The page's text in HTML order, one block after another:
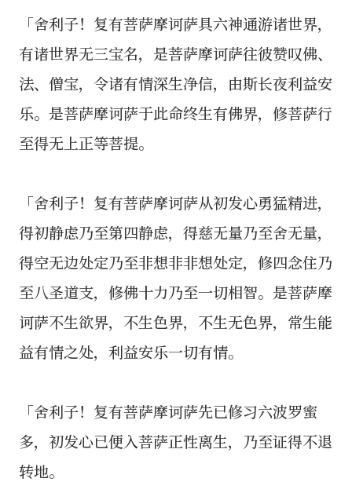
「舍利子！复有菩萨摩诃萨具六神通游诸世界，
有诸世界无三宝名，是菩萨摩诃萨往彼赞叹佛、
法、僧宝，令诸有情深生净信，由斯长夜利益安
乐。是菩萨摩诃萨于此命终生有佛界，修菩萨行
至得无上正等菩提。
「舍利子！复有菩萨摩诃萨从初发心勇猛精进，
得初静虑乃至第四静虑，得慈无量乃至舍无量，
得空无边处定乃至非想非非想处定，修四念住乃
至八圣道支，修佛十力乃至一切相智。是菩萨摩
诃萨不生欲界，不生色界，不生无色界，常生能
益有情之处，利益安乐一切有情。
「舍利子！复有菩萨摩诃萨先已修习六波罗蜜
多，初发心已便入菩萨正性离生，乃至证得不退
转地。